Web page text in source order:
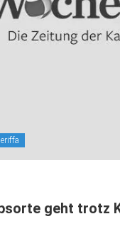
geht trotz